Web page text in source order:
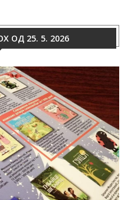
ОД 25. 5. 2026